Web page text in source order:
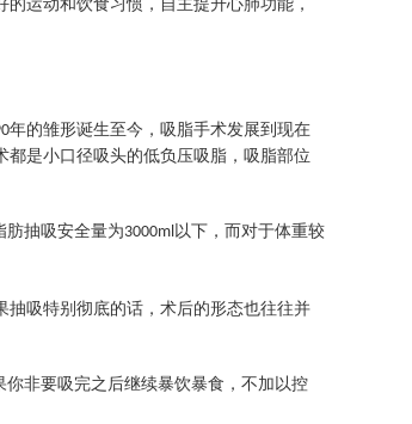
运动和饮食习惯，自主提升心肺功能，
年的雏形诞生至今，吸脂手术发展到现在
是小口径吸头的低负压吸脂，吸脂部位
肪抽吸安全量为3000ml以下，而对于体重较
吸特别彻底的话，术后的形态也往往并
你非要吸完之后继续暴饮暴食，不加以控